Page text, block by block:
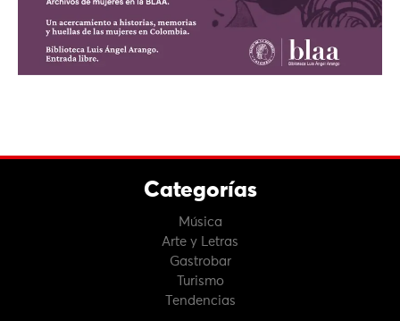
Categorías
Música
Arte y Letras
Gastrobar
Turismo
Tendencias